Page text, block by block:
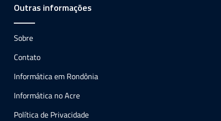
Outras informações
Sobre
Contato
Informática em Rondônia
Informática no Acre
Política de Privacidade